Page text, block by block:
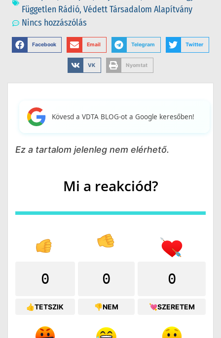
Független Rádió, Védett Társadalom Alapítvány
Nincs hozzászólás
Facebook Email Telegram Twitter
VK Nyomtat
Kövesd a VDTA BLOG-ot a Google keresőben!
Ez a tartalom jelenleg nem elérhető.
Mi a reakciód?
0
👍TETSZIK
0
👎NEM
0
💘SZERETEM